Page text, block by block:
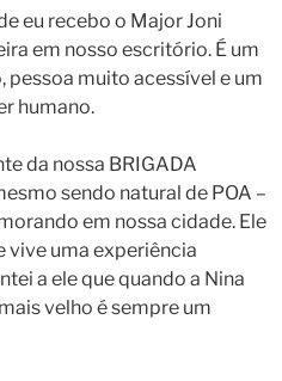
eu recebo o Major Joni
em nosso escritório. É um
pessoa muito acessível e um
humano.
da nossa BRIGADA
sendo natural de POA –
em nossa cidade. Ele
vive uma experiência
a ele que quando a Nina
velho é sempre um